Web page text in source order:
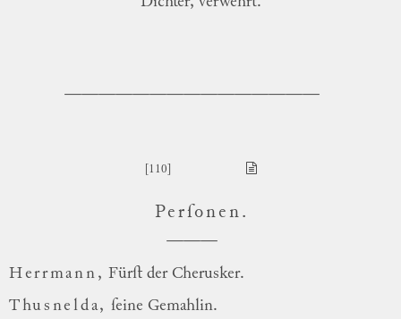
[110]
Perſonen.
Herrmann, Fürſt der Cherusker.
Thusnelda, ſeine Gemahlin.